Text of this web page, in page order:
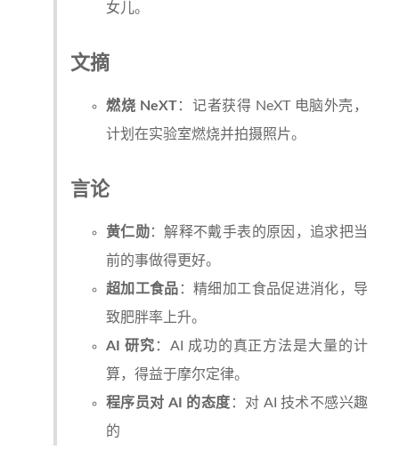
女儿。
文摘
燃烧 NeXT：记者获得 NeXT 电脑外壳，
计划在实验室燃烧并拍摄照片。
言论
黄仁勋：解释不戴手表的原因，追求把当
前的事做得更好。
超加工食品 ：精细加工食品促进消化，导
致肥胖率上升。
AI 研究 ：AI 成功的真正方法是大量的计
算，得益于摩尔定律。
程序员对 AI 的态度 ：对 AI 技术不感兴趣
的